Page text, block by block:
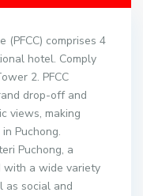
(PFCC) comprises 4
hotel. Comply
2. PFCC
drop-off and
views, making
Puchong.
Puchong, a
with a wide variety
as social and